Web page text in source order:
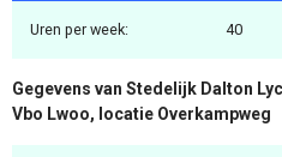
Uren per week: 40
Gegevens van Stedelijk Dalton
Vbo Lwoo, locatie Overkampweg